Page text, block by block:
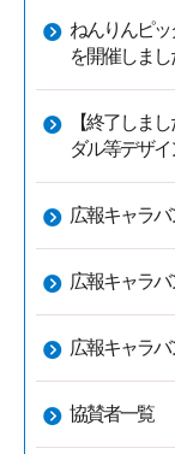
ねんりんピ
を開催しまし
【終了しま
ダル等デザイ
広報キャラ
広報キャラバ
広報キャラバ
協賛者一覧